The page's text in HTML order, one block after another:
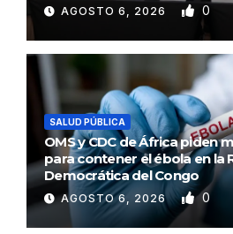
AGOSTO 6, 2026 0
SALUD PÚBLICA
OMS y CDC de África piden
para contener el ébola en la
Democrática del Congo
AGOSTO 6, 2026 0